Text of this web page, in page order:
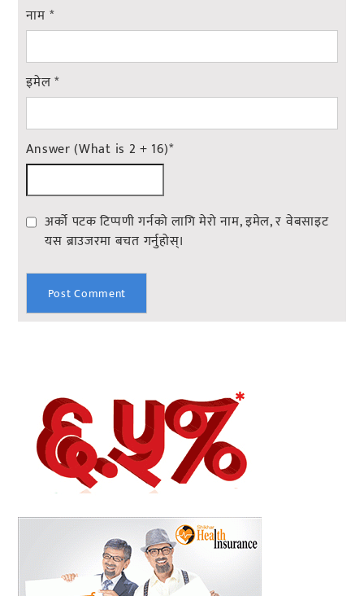
नाम *
इमेल*
Answer (What is 2 + 16)*
अर्को पटक टिप्पणी गर्नको लागि मेरो नाम, इमेल, र वेबसाइट
यस ब्राउजरमा बचत गर्नुहोस्।